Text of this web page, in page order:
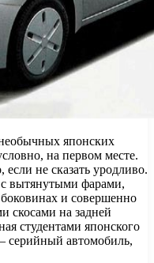
японских
на первом месте.
не сказать уродливо.
вытянутыми фарами,
и совершенно
скосами на задней
студентами японского
серийный автомобиль,